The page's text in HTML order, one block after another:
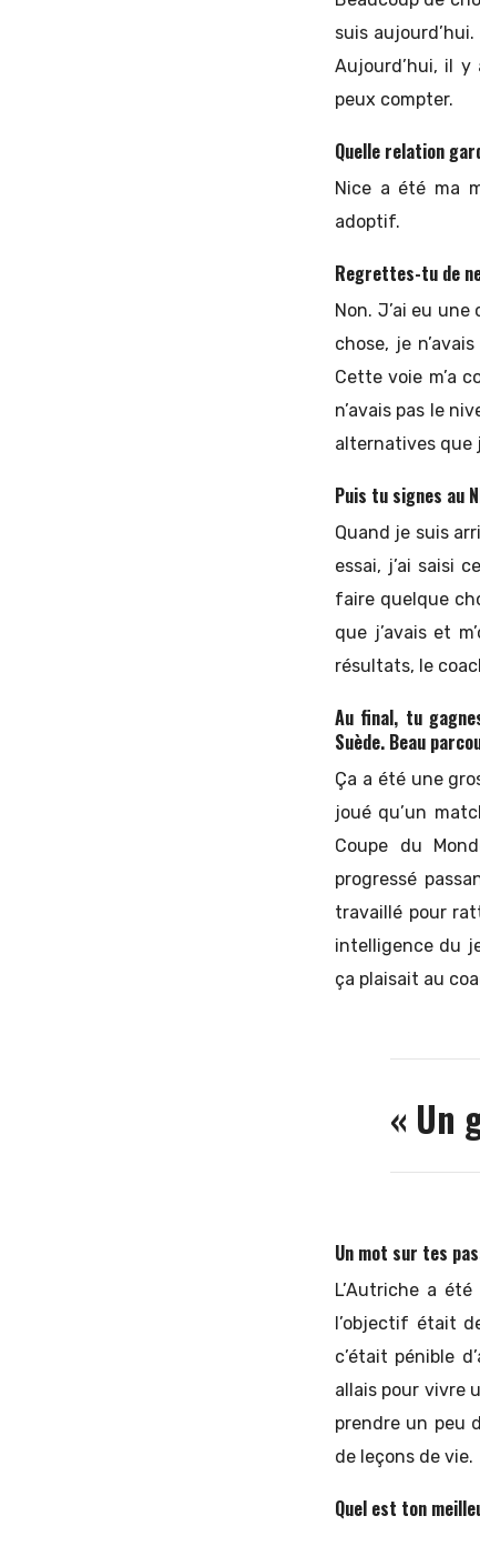
suis
Aujourd’hui, il
peux compter.
Quelle relation
Nice a été ma
adoptif.
Regrettes-tu de
Non. J’ai eu
chose, je
Cette voie m’a
n’avais pas le
alternatives que
Puis tu signes au
Quand je suis
essai, j’ai saisi
faire quelque
que j’avais et
résultats, le
Au final, tu
Suède. Beau
Ça a été une
joué qu’un
Coupe du
progressé
travaillé pour
intelligence du
ça plaisait au
« Un
Un mot sur tes
L’Autriche a
l’objectif était
c’était pénible
allais pour vivre
prendre un peu
de leçons de vie.
Quel est ton